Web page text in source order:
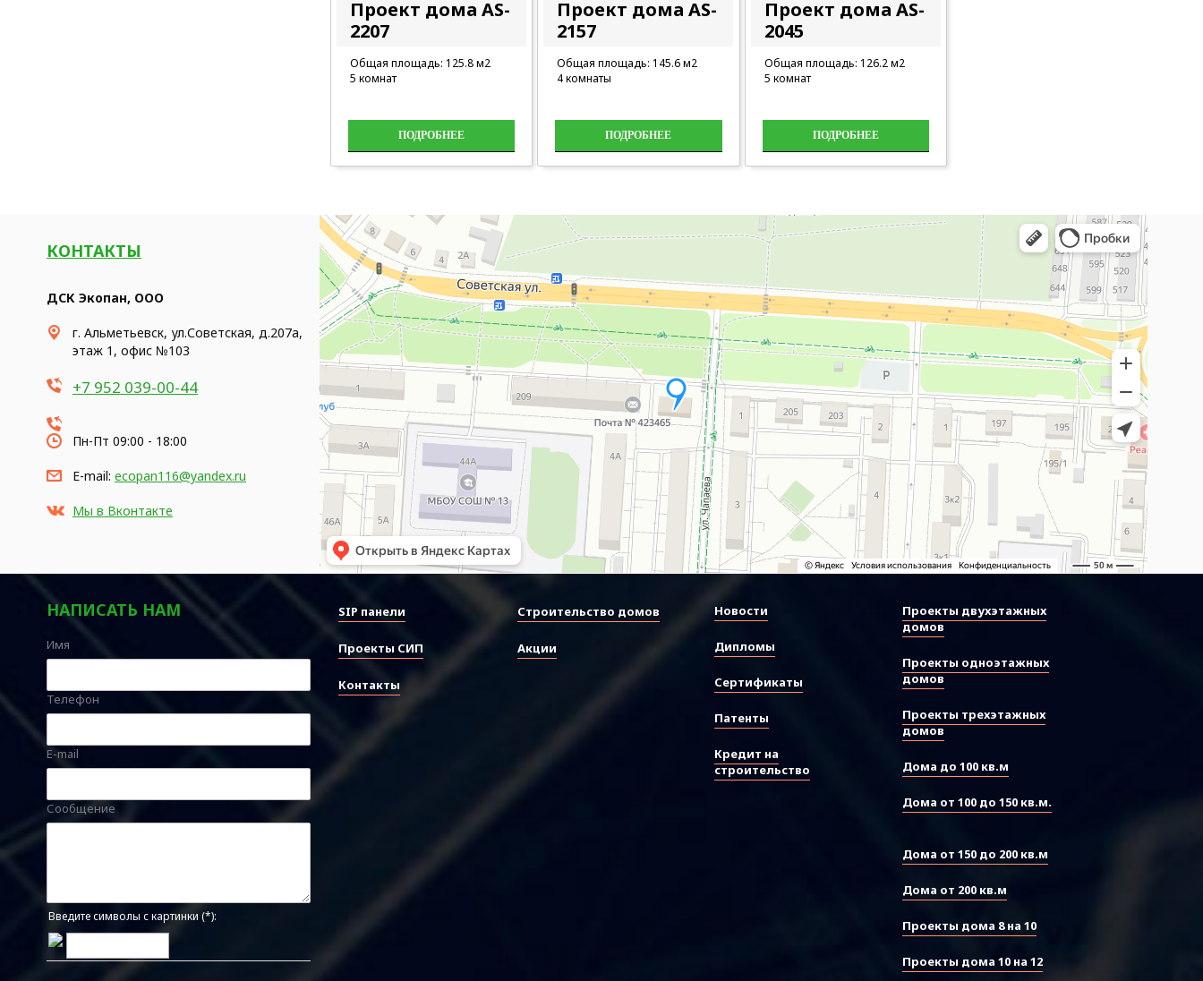
Проект дома AS-
2207
Общая площадь: 125.8 м2
5 комнат
ПОДРОБНЕЕ
Проект дома AS-
2157
Общая площадь: 145.6 м2
4 комнаты
ПОДРОБНЕЕ
Проект дома AS-
2045
Общая площадь: 126.2 м2
5 комнат
ПОДРОБНЕЕ
КОНТАКТЫ
ДСК Экопан, ООО
г. Альметьевск, ул.Советская, д.207а,
этаж 1, офис №103
+7 952 039-00-44
Пн-Пт 09:00 - 18:00
E-mail: ecopan116@yandex.ru
Мы в Вконтакте
НАПИСАТЬ НАМ
Имя
Телефон
E-mail
Сообщение
Введите символы с картинки (*):
SIP панели Строительство домов
Проекты СИП Акции
Контакты
Новости
Дипломы
Сертификаты
Патенты
Кредит на
строительство
Проекты двухэтажных
домов
Проекты одноэтажных
домов
Проекты трехэтажных
домов
Дома до 100 кв.м
Дома от 100 до 150 кв.м.
Дома от 150 до 200 кв.м
Дома от 200 кв.м
Проекты дома 8 на 10
Проекты дома 10 на 12